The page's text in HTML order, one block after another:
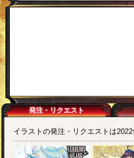
発注・リクエスト
イラストの発注・リクエストは